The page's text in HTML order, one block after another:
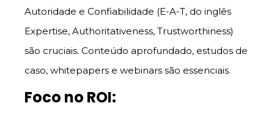
Autoridade e Confiabilidade (E-A-T, do inglês
Expertise, Authoritativeness, Trustworthiness)
são cruciais. Conteúdo aprofundado, estudos de
caso, whitepapers e webinars são essenciais.
Foco no ROI: